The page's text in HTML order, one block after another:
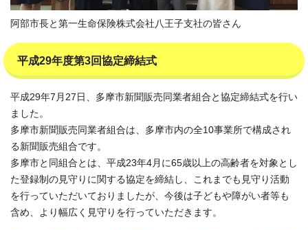
阿部市長と第一生命保険株式会社八王子支社の皆さん
平成29年度第3回協定締結式
平成29年7月27日、多摩市新聞販売同業者組合と協定締結式を行い
ました。
多摩市新聞販売同業者組合は、多摩市内の全10事業所で構成され
る新聞販売組合です。
多摩市と同組合とは、平成23年4月に65歳以上の高齢者を対象とし
た登録制の見守りに関する協定を締結し、これまでも見守り活動
を行っていただいておりましたが、今後は子どもや障がい者等も
含め、より幅広く見守りを行っていただきます。